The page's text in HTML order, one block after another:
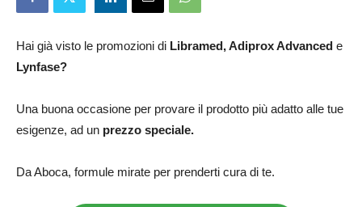
Hai già visto le promozioni di Libramed, Adiprox Advanced e
Lynfase?
Una buona occasione per provare il prodotto più adatto alle tue
esigenze, ad un prezzo speciale.
Da Aboca, formule mirate per prenderti cura di te.